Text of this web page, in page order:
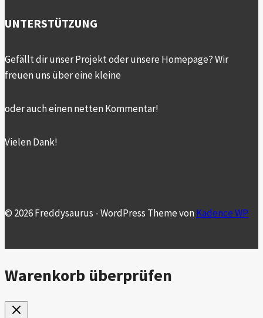
UNTERSTÜTZUNG
Gefällt dir unser Projekt oder unsere Homepage? Wir
freuen uns über eine kleine
oder auch einen netten Kommentar!
Vielen Dank!
© 2026 Freddysaurus - WordPress Theme vonKadence WP
Warenkorb überprüfen